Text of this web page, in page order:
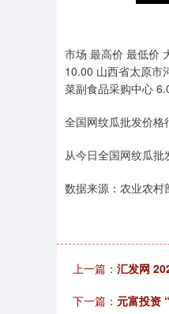
市场 最高价 最低价
10.00 山西省太原市
菜副食品采购中心
全国网纹瓜批发价格
从今日全国网纹瓜批
数据来源：农业农村
上一篇： 汇发网
下一篇： 元富投资